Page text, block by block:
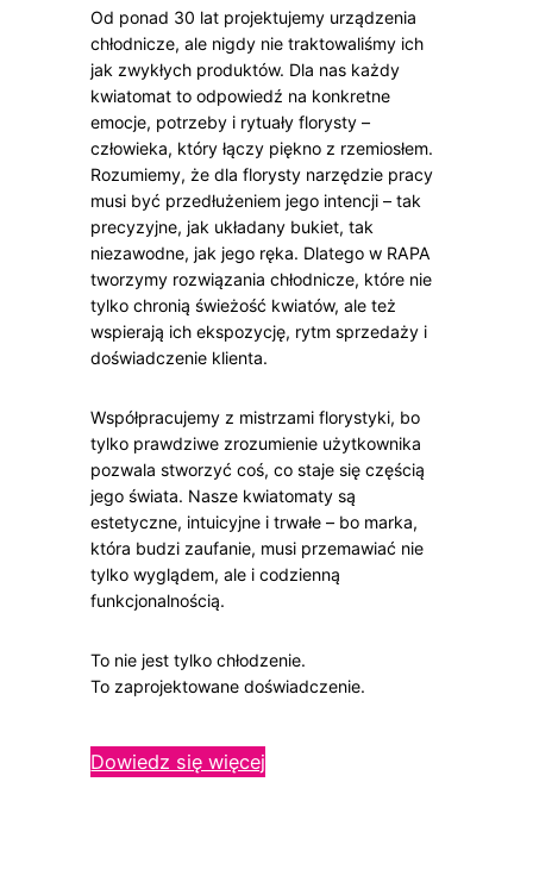
Od ponad 30 lat projektujemy urządzenia
chłodnicze, ale nigdy nie traktowaliśmy ich
jak zwykłych produktów. Dla nas każdy
kwiatomat to odpowiedź na konkretne
emocje, potrzeby i rytuały florysty –
człowieka, który łączy piękno z rzemiosłem.
Rozumiemy, że dla florysty narzędzie pracy
musi być przedłużeniem jego intencji – tak
precyzyjne, jak układany bukiet, tak
niezawodne, jak jego ręka. Dlatego w RAPA
tworzymy rozwiązania chłodnicze, które nie
tylko chronią świeżość kwiatów, ale też
wspierają ich ekspozycję, rytm sprzedaży i
doświadczenie klienta.
Współpracujemy z mistrzami florystyki, bo
tylko prawdziwe zrozumienie użytkownika
pozwala stworzyć coś, co staje się częścią
jego świata. Nasze kwiatomaty są
estetyczne, intuicyjne i trwałe – bo marka,
która budzi zaufanie, musi przemawiać nie
tylko wyglądem, ale i codzienną
funkcjonalnością.
To nie jest tylko chłodzenie.
To zaprojektowane doświadczenie.
Dowiedz się więcej